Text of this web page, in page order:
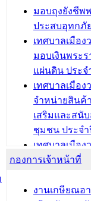
บทความ อื่นๆ ...
เทศบาลเมือ
ประชุมวิชาก
นิทรรศการด้
และรับรางวั
นวัตกรรมโค
ประชุมผู้เช่า
ถนนเกษมสุข
บทความ อื่นๆ ...
มอบถุงยังชีพ
ประสบอุทกภั
เทศบาลเมือ
มอบเงินพระ
แผ่นดิน ประจ
เทศบาลเมือ
จำหน่ายสินค้
เสริมและสนั
ชุมชน ประจำ
เทศบาลเมือ
น้ำดื่มแก่ผู้พัก
กองสวัสดิการ
กองการเจ้าหน้าที่
งานเกษียณอ